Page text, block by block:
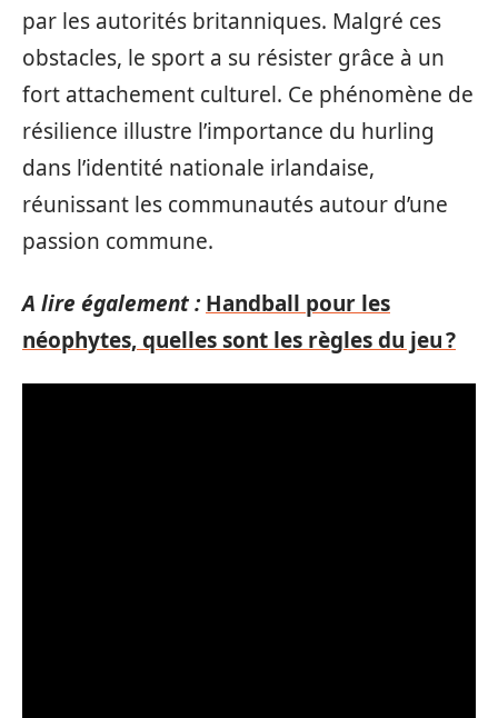
par les autorités britanniques. Malgré ces
obstacles, le sport a su résister grâce à un
fort attachement culturel. Ce phénomène de
résilience illustre l’importance du hurling
dans l’identité nationale irlandaise,
réunissant les communautés autour d’une
passion commune.
A lire également : Handball pour les
néophytes, quelles sont les règles du jeu ?